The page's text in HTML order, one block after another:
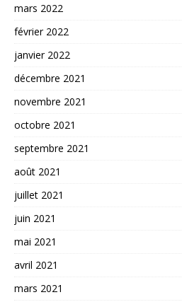
mars 2022
février 2022
janvier 2022
décembre 2021
novembre 2021
octobre 2021
septembre 2021
août 2021
juillet 2021
juin 2021
mai 2021
avril 2021
mars 2021